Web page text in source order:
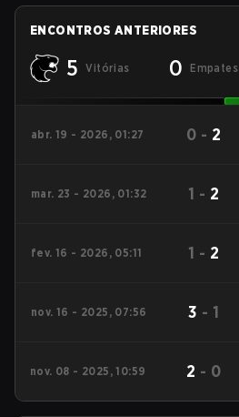
ENCONTROS ANTERIORES
5 Vitórias 0 Empates
abr. 19 - 2026, 01:27 0 - 2
mar. 23 - 2026, 01:32 1 - 2
fev. 16 - 2026, 05:11 1 - 2
nov. 16 - 2025, 07:56 3 - 1
nov. 08 - 2025, 10:59 2 - 0